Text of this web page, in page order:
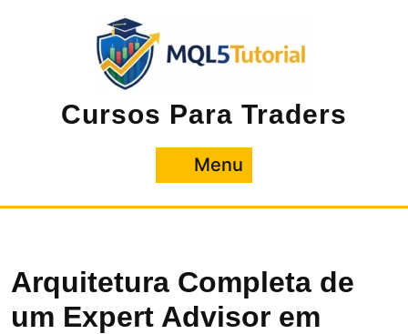
Cursos Para Traders
Menu
Arquitetura Completa de
um Expert Advisor em